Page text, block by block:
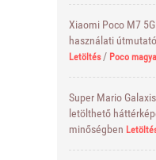
Xiaomi Poco M7
használati
Letöltés/ Poco
Super Mario
letölthető
minőségben